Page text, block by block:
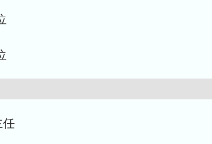
任